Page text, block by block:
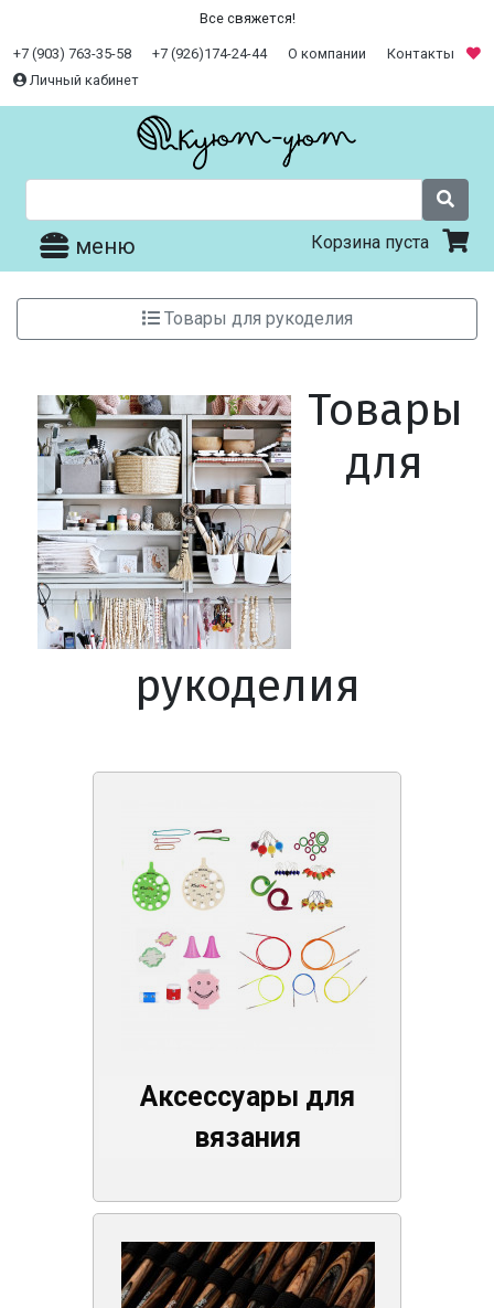
Все свяжется!
+7 (903) 763-35-58 +7 (926)174-24-44 О компании
Контакты
Личный кабинет
меню Корзина пуста
Товары для рукоделия
Товары
для
рукоделия
Аксессуары для
вязания